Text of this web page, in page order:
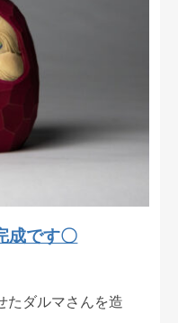
成です〇
たダルマさんを造